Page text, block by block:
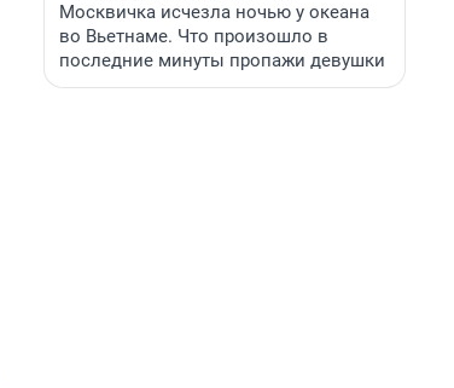
Москвичка исчезла ночью у океана
во Вьетнаме. Что произошло в
последние минуты пропажи девушки